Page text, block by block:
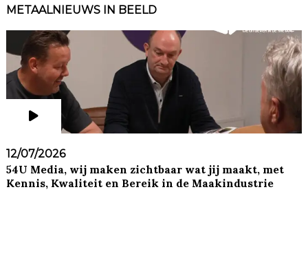
METAALNIEUWS IN BEELD
12/07/2026
54U Media, wij maken zichtbaar wat jij maakt, met
Kennis, Kwaliteit en Bereik in de Maakindustrie